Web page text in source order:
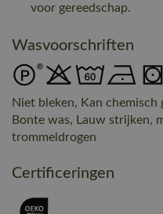
voor gereedschap.
Wasvoorschriften
Niet bleken, Kan chemisch
Bonte was, Lauw strijken,
trommeldrogen
Certificeringen